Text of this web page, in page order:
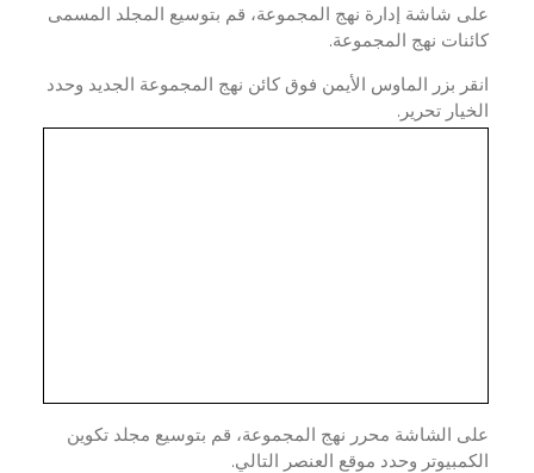
شاشة إدارة نهج المجموعة، قم بتوسيع المجلد المسمى
نهج المجموعة.
بزر الماوس الأيمن فوق كائن نهج المجموعة الجديد وحدد
تحرير.
الشاشة محرر نهج المجموعة، قم بتوسيع مجلد تكوين
وحدد موقع العنصر التالي.